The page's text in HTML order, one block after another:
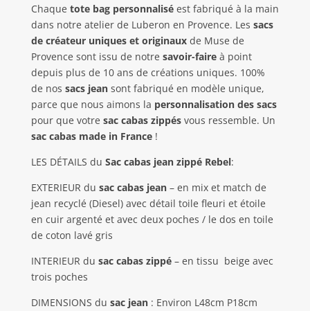
Chaque tote bag personnaliséest fabriqué à la main
dans notre atelier de Luberon en Provence. Les sacs
de créateur uniques et originauxde Muse de
Provence sont issu de notre savoir-faireà point
depuis plus de 10 ans de créations uniques. 100%
de nos sacs jean sont fabriqué en modèle unique,
parce que nous aimons la personnalisation des sacs
pour que votre sac cabas zippésvous ressemble. Un
sac cabas made in France!
LES DÉTAILS du Sac cabas jean zippé Rebel:
EXTERIEUR du sac cabas jean– en mix et match de
jean recyclé (Diesel) avec détail toile fleuri et étoile
en cuir argenté et avec deux poches / le dos en toile
de coton lavé gris
INTERIEUR du sac cabas zippé – en tissu beige avec
trois poches
DIMENSIONS du sac jean: Environ L48cm P18cm